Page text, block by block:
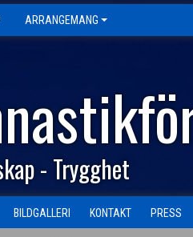
ARRANGEMANG
- Trygghet
BILDGALLERI KONTAKT PRESS